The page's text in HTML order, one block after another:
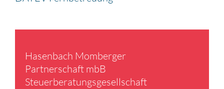
Hasen­bach Momberger
Partner­schaft mbB
Steuer­be­ra­tungs­ge­sell­schaft